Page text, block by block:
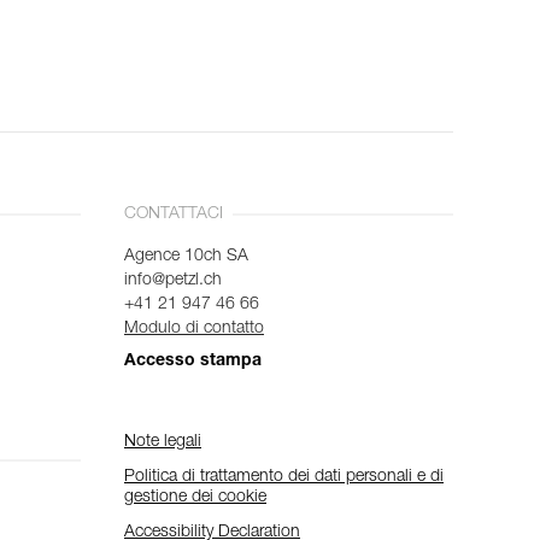
CONTATTACI
Agence 10ch SA
info@petzl.ch
+41 21 947 46 66
Modulo di contatto
Accesso stampa
Note legali
Politica di trattamento dei dati personali e di
gestione dei cookie
Accessibility Declaration